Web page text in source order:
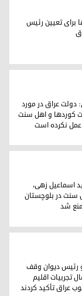
عراق
تعیین رئیس
دولت عراق در مورد
کوردها و اهل سنت
نکرده است
اسماعیل زهی،
سنت در بلوچستان
شد
و رئیس دیوان وقف
تجربیات اقلیم
عراق تأکید کردند